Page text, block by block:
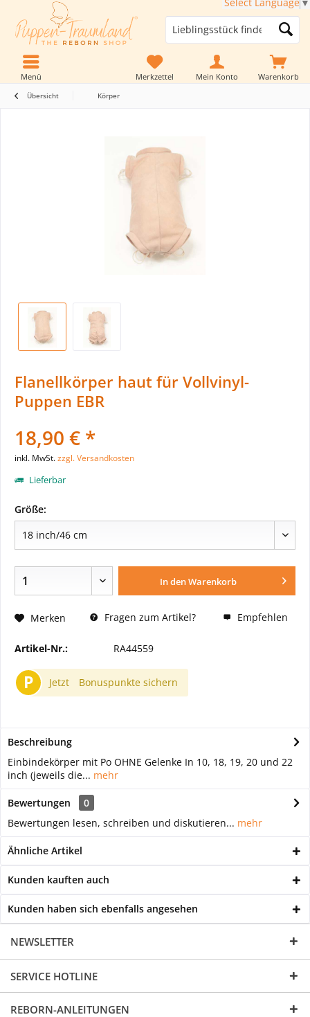
Warenkorb
Merkzettel Mein Konto
Menü
Übersicht Körper
Flanellkörper haut für Vollvinyl-
Puppen EBR
18,90 € *
inkl. MwSt.zzgl. Versandkosten
Lieferbar
Größe:
In denWarenkorb
Merken Fragen zum Artikel? Empfehlen
Artikel-Nr.: RA44559
P Jetzt Bonuspunkte sichern
Beschreibung
Einbindekörper mit Po OHNE Gelenke In 10, 18, 19, 20 und 22
inch (jeweils die... mehr
Bewertungen
0
Bewertungen lesen, schreiben und diskutieren... mehr
Ähnliche Artikel
Kunden kauften auch
Kunden haben sich ebenfalls angesehen
NEWSLETTER
SERVICE HOTLINE
REBORN-ANLEITUNGEN